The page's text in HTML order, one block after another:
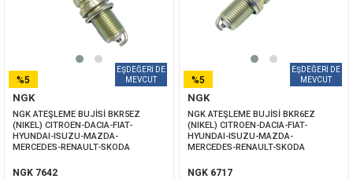
NGK
NGK ATEŞLEME BUJİSİ BKR5EZ
(NIKEL) CITROEN-DACIA-FIAT-
HYUNDAI-ISUZU-MAZDA-
MERCEDES-RENAULT-SKODA
NGK 7642
%5
İNDIRIM
NGK
NGK ATEŞLEME BUJİSİ BKR6EZ
(NIKEL) CITROEN-DACIA-FIAT-
HYUNDAI-ISUZU-MAZDA-
MERCEDES-RENAULT-SKODA
NGK 6717
%5
İNDIRIM